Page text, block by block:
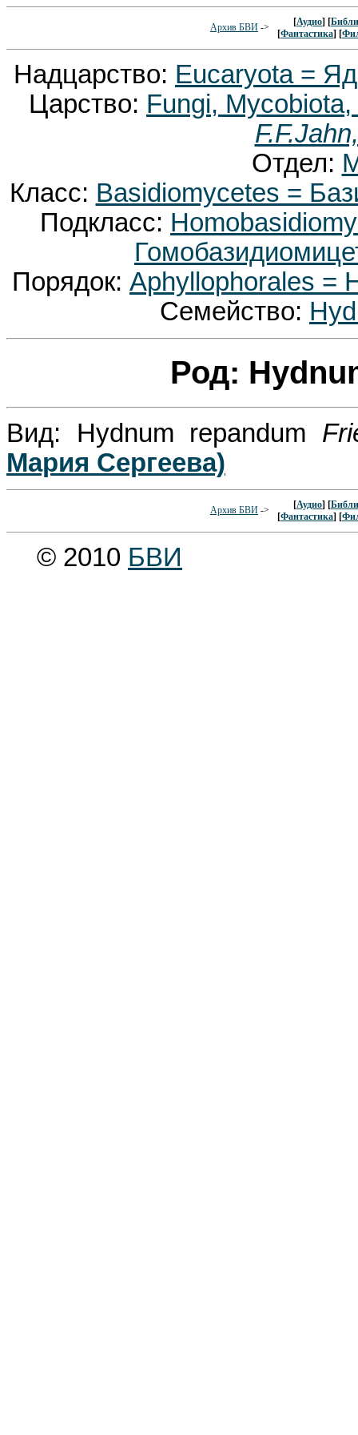
Архив БВИ -> [Аудио] [
[Фантастика] [
Надцарство: Eucaryota =
Царство: Fungi,
Отдел:
Класс: Basidiomycetes =
Подкласс:
Порядок: Aphyllophorales =
Семейство:
Род:
Вид: Hydnum repandum
Мария Сергеева)
Архив БВИ -> [Аудио] [
[Фантастика] [
© 2010 БВИ